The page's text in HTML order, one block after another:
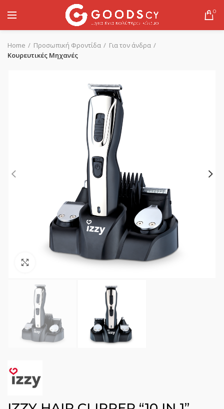
0
Home Προσωπική Φροντίδα
Για τον άνδρα
Κουρευτικές Μηχανές
Click to enlarge